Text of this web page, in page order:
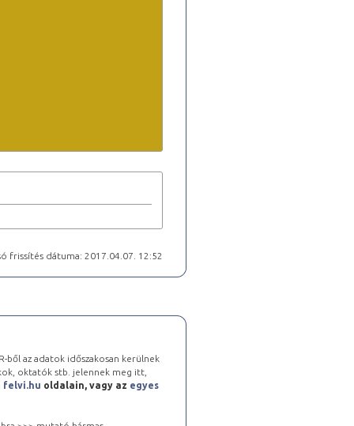
frissítés dátuma: 2017.04.07. 12:52
ből az adatok időszakosan kerülnek
oktatók stb. jelennek meg itt,
felvi.hu oldalain, vagy az egyes